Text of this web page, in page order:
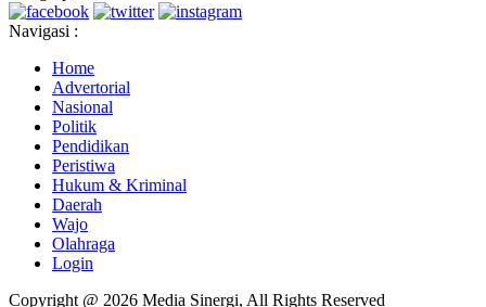
Navigasi :
Home
Advertorial
Nasional
Politik
Pendidikan
Peristiwa
Hukum & Kriminal
Daerah
Wajo
Olahraga
Login
Copyright @ 2026 Media Sinergi, All Rights Reserved